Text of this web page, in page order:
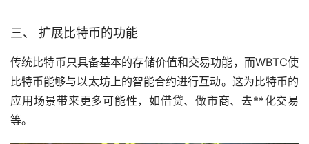
三、 扩展比特币的功能
传统比特币只具备基本的存储价值和交易功能，而WBTC使
比特币能够与以太坊上的智能合约进行互动。这为比特币的
应用场景带来更多可能性，如借贷、做市商、去**化交易
等。